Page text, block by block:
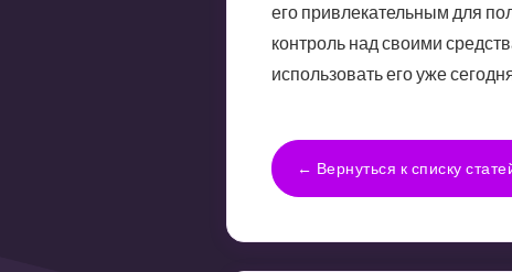
его привлекательным для
контроль над своими
использовать его уже
← Вернуться к списку